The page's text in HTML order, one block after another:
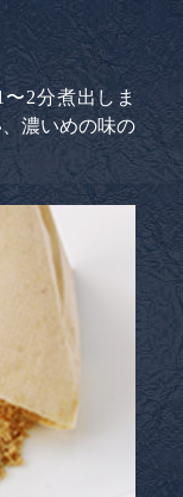
2分煮出しま
濃いめの味の